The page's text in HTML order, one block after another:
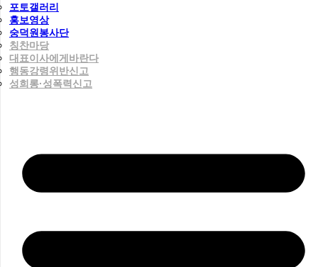
포토갤러리
홍보영상
숭덕원봉사단
칭찬마당
대표이사에게바란다
행동강령위반신고
성희롱·성폭력신고